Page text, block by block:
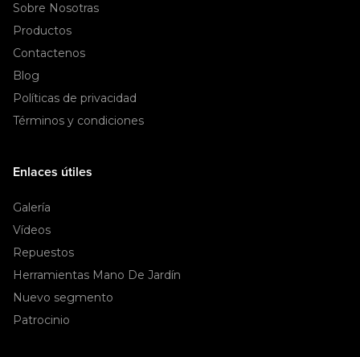
Sobre Nosotras
Productos
Contactenos
Blog
Políticas de privacidad
Términos y condiciones
Enlaces útiles
Galería
Vídeos
Repuestos
Herramientas Mano De Jardín
Nuevo segmento
Patrocinio